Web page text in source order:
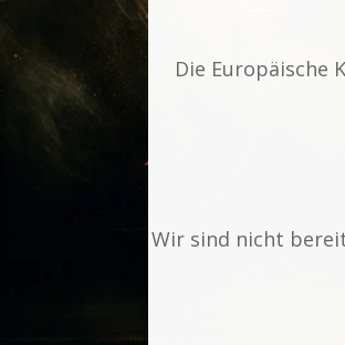
Die
Wir sind nicht